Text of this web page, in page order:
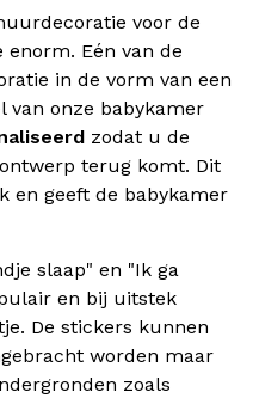
voor de
Eén van de
in de vorm van een
van onze babykamer
zodat u de
terug komt. Dit
en geeft de babykamer
slaap" en "Ik ga
en bij uitstek
De stickers kunnen
worden maar
zoals